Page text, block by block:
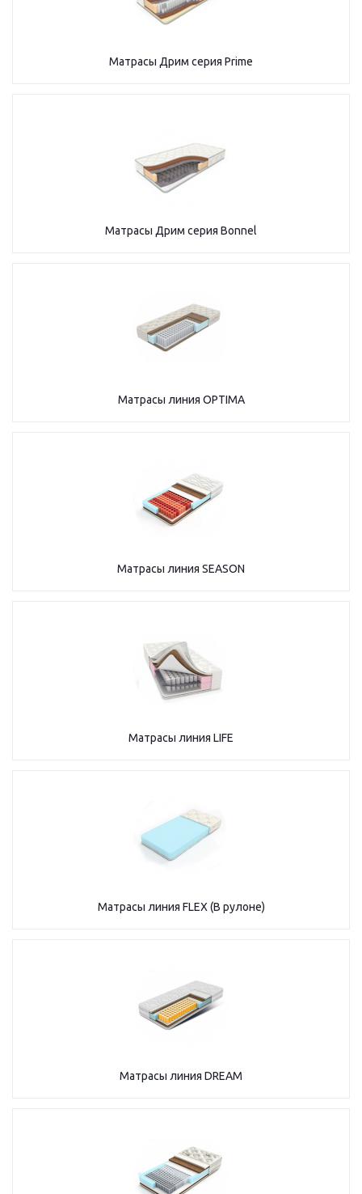
Матрасы Дрим серия Prime
Матрасы Дрим серия Bonnel
Матрасы линия OPTIMA
Матрасы линия SEASON
Матрасы линия LIFE
Матрасы линия FLEX (В рулоне)
Матрасы линия DREAM